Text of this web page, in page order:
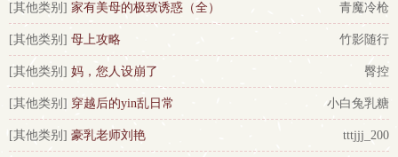
[其他类别] 家有美母的极致诱惑（全） 青魔冷枪
[其他类别] 母上攻略 竹影随行
[其他类别] 妈，您人设崩了 臀控
[其他类别] 穿越后的yin乱日常 小白兔乳糖
[其他类别] 豪乳老师刘艳 tttjjj_200